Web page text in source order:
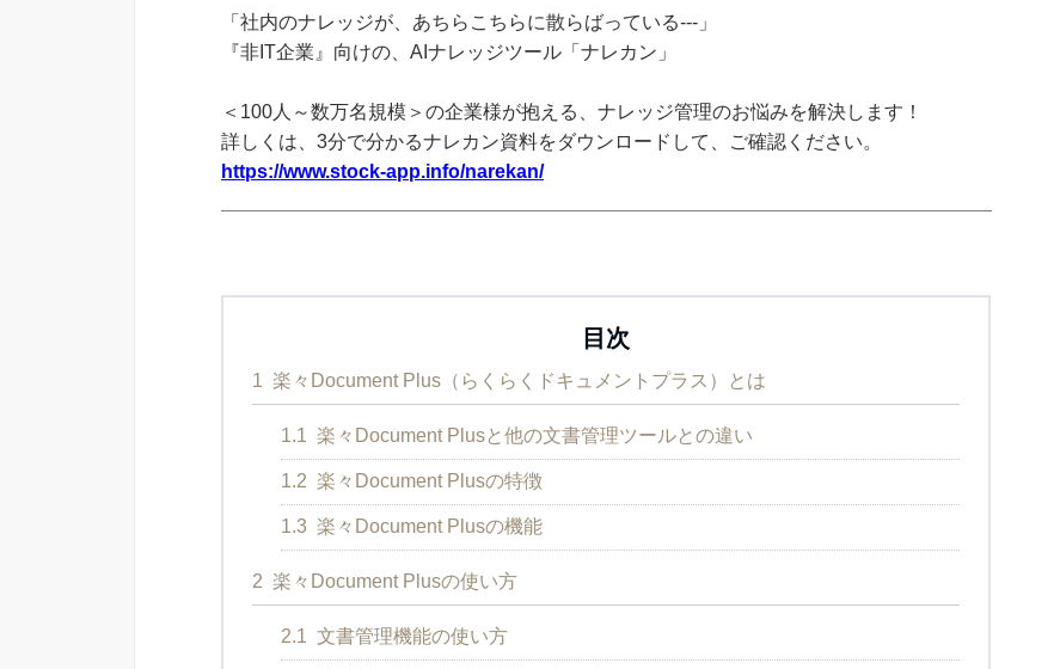
「社内のナレッジが、あちらこちらに散らばっている---」
『非IT企業』向けの、AIナレッジツール「ナレカン」
＜100人～数万名規模＞の企業様が抱える、ナレッジ管理のお悩みを解決します！
詳しくは、3分で分かるナレカン資料をダウンロードして、ご確認ください。
https://www.stock-app.info/narekan/
目次
1 楽々Document Plus（らくらくドキュメントプラス）とは
1.1 楽々Document Plusと他の文書管理ツールとの違い
1.2 楽々Document Plusの特徴
1.3 楽々Document Plusの機能
2 楽々Document Plusの使い方
2.1 文書管理機能の使い方